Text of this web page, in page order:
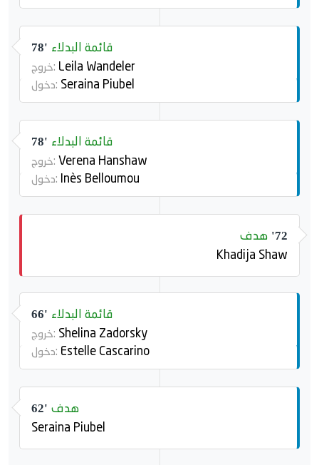
78' قائمة البدلاء
خروج: Leila Wandeler
دخول: Seraina Piubel
78' قائمة البدلاء
خروج: Verena Hanshaw
دخول: Inès Belloumou
72' هدف
Khadija Shaw
66' قائمة البدلاء
خروج: Shelina Zadorsky
دخول: Estelle Cascarino
62' هدف
Seraina Piubel